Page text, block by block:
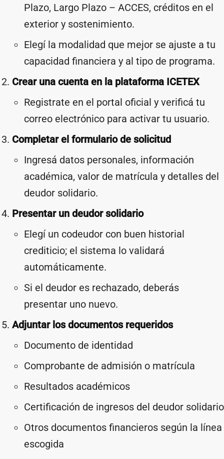
Plazo, Largo Plazo – ACCES, créditos en el
exterior y sostenimiento.
Elegí la modalidad que mejor se ajuste a tu
capacidad financiera y al tipo de programa.
Crear una cuenta en la plataforma ICETEX
Registrate en el portal oficial y verificá tu
correo electrónico para activar tu usuario.
Completar el formulario de solicitud
Ingresá datos personales, información
académica, valor de matrícula y detalles del
deudor solidario.
Presentar un deudor solidario
Elegí un codeudor con buen historial
crediticio; el sistema lo validará
automáticamente.
Si el deudor es rechazado, deberás
presentar uno nuevo.
Adjuntar los documentos requeridos
Documento de identidad
Comprobante de admisión o matrícula
Resultados académicos
Certificación de ingresos del deudor solidario
Otros documentos financieros según la línea
escogida